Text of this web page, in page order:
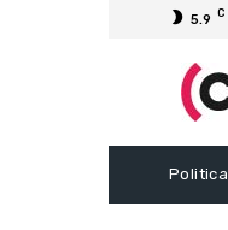
5.9 C
Politica